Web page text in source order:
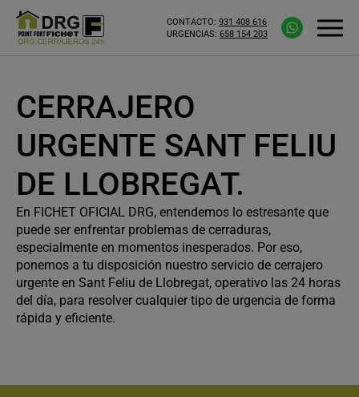
CONTACTO: 931 408 616
URGENCIAS: 658 154 203
CERRAJERO
URGENTE SANT FELIU
DE LLOBREGAT.
En FICHET OFICIAL DRG, entendemos lo estresante que
puede ser enfrentar problemas de cerraduras,
especialmente en momentos inesperados. Por eso,
ponemos a tu disposición nuestro servicio de cerrajero
urgente en Sant Feliu de Llobregat, operativo las 24 horas
del día, para resolver cualquier tipo de urgencia de forma
rápida y eficiente.